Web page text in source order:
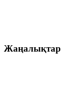
Жаңалықтар